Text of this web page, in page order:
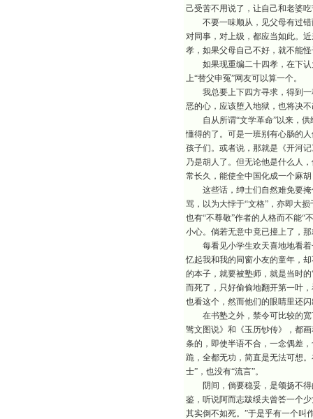
己受苦不用说了，让自己和老婆
不要一味顺从，见父母有过错
对同事，对上级，都应当如此。
孝，如果父母自己不好，就不能
如果现重编二十四孝，在下认
上“替父申冤”网友可以算一个。
我总要上下四方寻求，得到一
恶的心，应该堕入地狱，也将决
自从所谓“文学革命”以来，供
懂得的了。可是一班别有心肠的
孩子们。或者说，那就是《开河
乃是胡人了。但无论他是什么人
常长久，能使全中国化成一个麻
这些话，绅士们自然难免要掩
骂，以为大悖于“文格”，亦即大
也有“不尊敬”作者的人格而不能“
小心。倘若无意中竟已撞上了，
每看见小学生欢天喜地地看着
忆起我和我的同窗小友的童年，
的本子，就要被塾师，就是当时
而死了，只好偷偷地翻开第一叶
也看这个，然而他们的眼睛里还
在书塾之外，禁令可比较的宽
骘文图说》和《玉历钞传》，都
条的，即使半语不合，一念偶差
跪，全都无功，简直是无法可想
士”，也没有“流言”。
阴间，倘要稳妥，是颂扬不得
鉴，听说阿而志跋绥夫曾答一个
其实倒不如死。”于是乎有一个